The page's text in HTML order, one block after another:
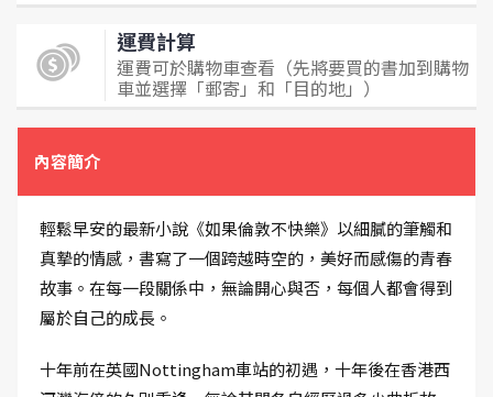
運費計算
運費可於購物車查看（先將要買的書加到購物
車並選擇「郵寄」和「目的地」）
內容簡介
輕鬆早安的最新小說《如果倫敦不快樂》以細膩的筆觸和
真摯的情感，書寫了一個跨越時空的，美好而感傷的青春
故事。在每一段關係中，無論開心與否，每個人都會得到
屬於自己的成長。
十年前在英國Nottingham車站的初遇，十年後在香港西